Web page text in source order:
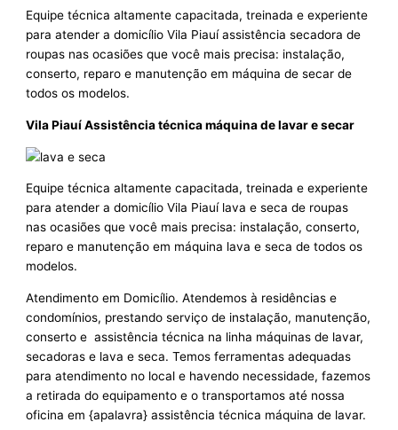
Equipe técnica altamente capacitada, treinada e experiente
para atender a domicílio Vila Piauí assistência secadora de
roupas nas ocasiões que você mais precisa: instalação,
conserto, reparo e manutenção em máquina de secar de
todos os modelos.
Vila Piauí Assistência técnica máquina de lavar e secar
Equipe técnica altamente capacitada, treinada e experiente
para atender a domicílio Vila Piauí lava e seca de roupas
nas ocasiões que você mais precisa: instalação, conserto,
reparo e manutenção em máquina lava e seca de todos os
modelos.
Atendimento em Domicílio. Atendemos à residências e
condomínios, prestando serviço de instalação, manutenção,
conserto e assistência técnica na linha máquinas de lavar,
secadoras e lava e seca. Temos ferramentas adequadas
para atendimento no local e havendo necessidade, fazemos
a retirada do equipamento e o transportamos até nossa
oficina em {apalavra} assistência técnica máquina de lavar.